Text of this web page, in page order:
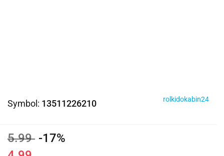
Symbol: 13511226210 rolkidokabin24
5.99 -17%